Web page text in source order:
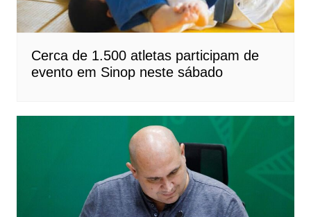
Cerca de 1.500 atletas participam de
evento em Sinop neste sábado